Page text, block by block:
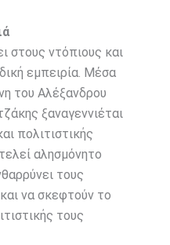
στους ντόπιους και
εμπειρία. Μέσα
του Αλέξανδρου
ξαναγεννιέται
πολιτιστικής
αλησμόνητο
τους
να σκεφτούν το
τους